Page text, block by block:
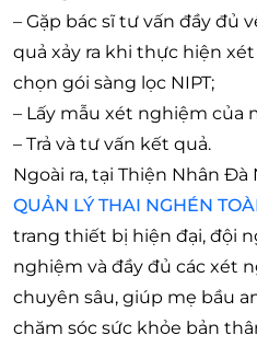
– Gặp bác sĩ tư vấn đầy đủ
quả xảy ra khi thực hiện
chọn gói sàng lọc NIPT;
– Lấy mẫu xét nghiệm của
– Trả và tư vấn kết quả.
Ngoài ra, tại Thiện Nhân Đà
QUẢN LÝ THAI NGHÉN
trang thiết bị hiện đại, đội
nghiệm và đầy đủ các xét
chuyên sâu, giúp mẹ bầu
chăm sóc sức khỏe bản